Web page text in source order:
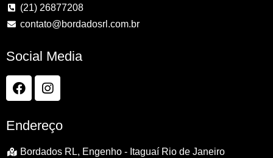
(21) 26877208
contato@bordadosrl.com.br
Social Media
Endereço
Bordados RL, Engenho - Itaguaí Rio de Janeiro